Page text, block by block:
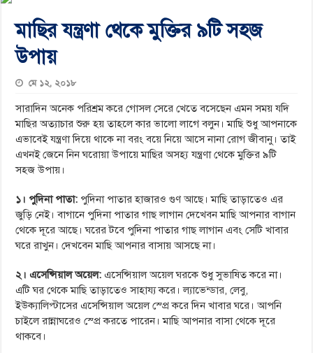
মাছির যন্ত্রণা থেকে মুক্তির ৯টি সহজ
উপায়
মে ১২, ২০১৮
সারাদিন অনেক পরিশ্রম করে গোসল সেরে খেতে বসেছেন এমন সময় যদি
মাছির অত্যাচার শুরু হয় তাহলে কার ভালো লাগে বলুন। মাছি শুধু আপনাকে
এভাবেই যন্ত্রণা দিয়ে থাকে না বরং বয়ে নিয়ে আসে নানা রোগ জীবানু। তাই
এখনই জেনে নিন ঘরোয়া উপায়ে মাছির অসহ্য যন্ত্রণা থেকে মুক্তির ৯টি
সহজ উপায়।
১। পুদিনা পাতা: পুদিনা পাতার হাজারও গুণ আছে। মাছি তাড়াতেও এর
জুড়ি নেই। বাগানে পুদিনা পাতার গাছ লাগান দেখেবন মাছি আপনার বাগান
থেকে দূরে আছে। ঘরের টবে পুদিনা পাতার গাছ লাগান এবং সেটি খাবার
ঘরে রাখুন। দেখবেন মাছি আপনার বাসায় আসছে না।
২। এসেন্সিয়াল অয়েল: এসেন্সিয়াল অয়েল ঘরকে শুধু সুভাষিত করে না।
এটি ঘর থেকে মাছি তাড়াতেও সাহায্য করে। ল্যাভেন্ডার, লেবু,
ইউক্যালিপ্টাসের এসেন্সিয়াল অয়েল স্প্রে করে দিন খাবার ঘরে। আপনি
চাইলে রান্নাঘরেও স্প্রে করতে পারেন। মাছি আপনার বাসা থেকে দূরে
থাকবে।